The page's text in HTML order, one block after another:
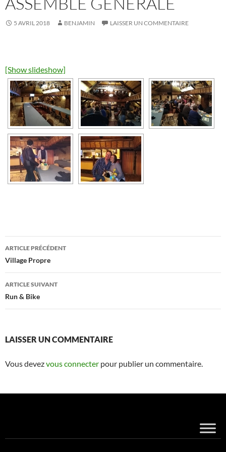
5 AVRIL 2018 BENJAMIN LAISSER UN COMMENTAIRE
[Show slideshow]
Navigation
des
articles
ARTICLE PRÉCÉDENT
Village Propre
ARTICLE SUIVANT
Run & Bike
LAISSER UN COMMENTAIRE
Vous devezvous connecter pour publier un commentaire.